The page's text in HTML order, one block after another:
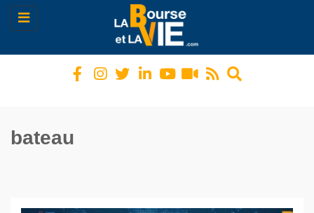
Toggle
navigation
bateau